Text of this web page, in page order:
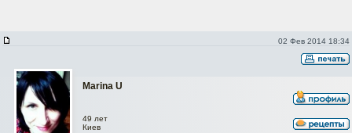
02 Фев 2014 18:34
Marina U
49 лет
Киев